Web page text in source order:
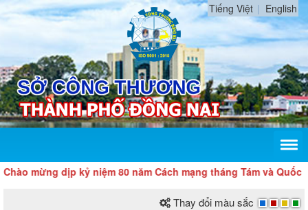
Tiếng Việt English
mừng dịp kỷ niệm 80 năm Cách mạng tháng Tám và Quốc
Thay đổi màu sắc